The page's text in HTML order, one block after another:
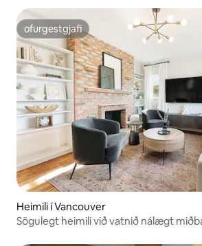
ofurgestgjafi
ofurgestgjafi
Heimili í Vancouver
Sögulegt heimili við vatnið nálægt